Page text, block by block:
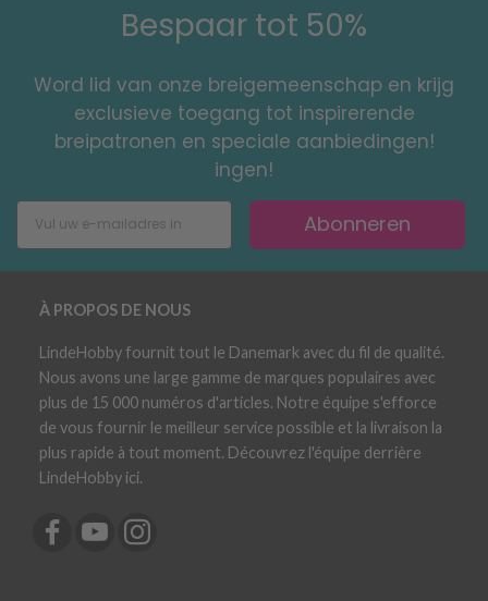
Bespaar tot 50%
Word lid van onze breigemeenschap en krijg
exclusieve toegang tot inspirerende
breipatronen en speciale aanbiedingen!
ingen!
Abonneren
À PROPOS DE NOUS
LindeHobby fournit tout le Danemark avec du fil de qualité.
Nous avons une large gamme de marques populaires avec
plus de 15 000 numéros d'articles. Notre équipe s'efforce
de vous fournir le meilleur service possible et la livraison la
plus rapide à tout moment. Découvrez l'équipe derrière
LindeHobby ici.